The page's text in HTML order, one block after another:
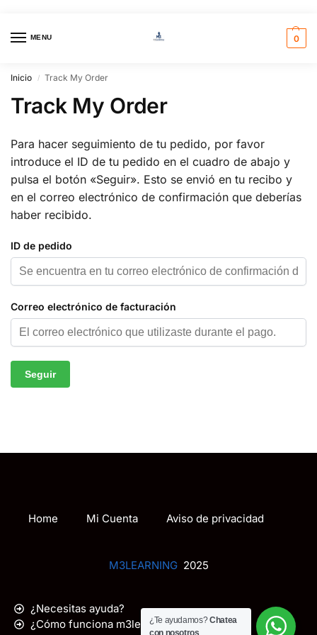
MENU 0
Inicio / Track My Order
Track My Order
Para hacer seguimiento de tu pedido, por favor
introduce el ID de tu pedido en el cuadro de abajo y
pulsa el botón «Seguir». Esto se envió en tu recibo y
en el correo electrónico de confirmación que deberías
haber recibido.
ID de pedido
Correo electrónico de facturación
Seguir
Home Mi Cuenta Aviso de privacidad
M3LEARNING2025
¿Necesitas ayuda?
¿Cómo funciona m3learning.com.mx?
¿Te ayudamos?Chatea
con nosotros